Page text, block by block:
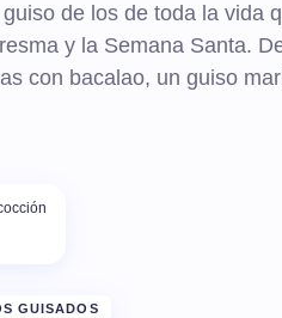
de los de toda la vida
y la Semana Santa.
con bacalao, un guiso
GUISADOS